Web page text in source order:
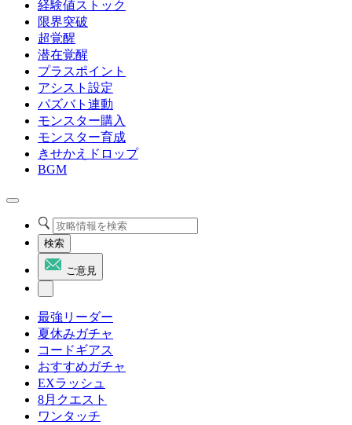
経験値ストック
限界突破
超覚醒
潜在覚醒
プラスポイント
アシスト設定
パズバト連動
モンスター購入
モンスター育成
きせかえドロップ
BGM
検索
ご意見
最強リーダー
夏休みガチャ
コードギアス
おすすめガチャ
EXラッシュ
8月クエスト
ワンタッチ